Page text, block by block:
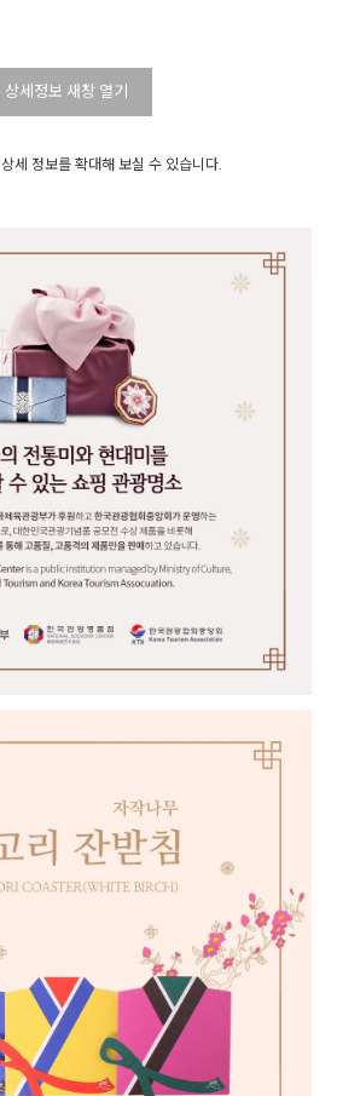
상세정보 새창 열기
상세 정보를 확대해 보실 수 있습니다.